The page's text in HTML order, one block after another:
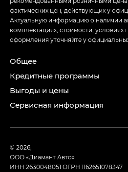
фактических цен, действующих у
Актуальную информацию о наличии
комплектациях, стоимости, условиях
оформления уточняйте у
Общее
Кредитные программы
Выгоды и цены
Сервисная информация
© 2026,
ООО «Диамант Авто»
ИНН 2630048051 ОГРН 1162651078347